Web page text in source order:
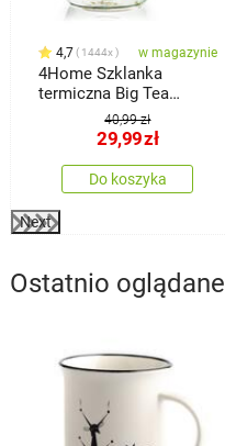
4,7 1444x w magazynie
4Home Szklanka
termiczna Big Tea
Hot&Cool 480 ml, 1 szt.
40,99 zł
29,99zł
Do koszyka
Next
Ostatnio oglądane